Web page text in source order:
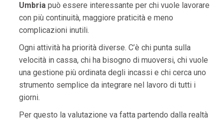
Umbriapuò essere interessante per chi vuole lavorare
con più continuità, maggiore praticità e meno
complicazioni inutili.
Ogni attività ha priorità diverse. C’è chi punta sulla
velocità in cassa, chi ha bisogno di muoversi, chi vuole
una gestione più ordinata degli incassi e chi cerca uno
strumento semplice da integrare nel lavoro di tutti i
giorni.
Per questo la valutazione va fatta partendo dalla realtà